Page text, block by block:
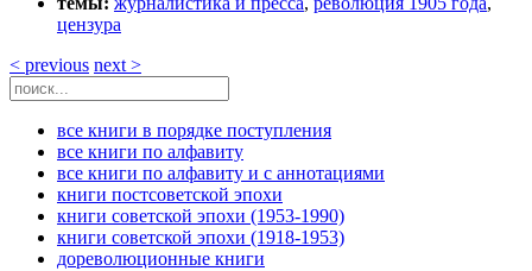
цензура
< previous next >
все книги в порядке поступления
все книги по алфавиту
все книги по алфавиту и с аннотациями
книги постсоветской эпохи
книги советской эпохи (1953-1990)
книги советской эпохи (1918-1953)
дореволюционные книги